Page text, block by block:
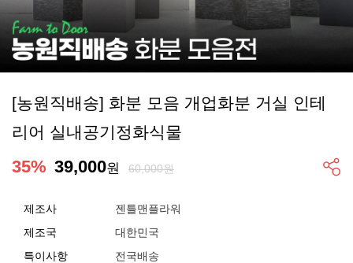
[농원직배송] 화분 모음 개업화분 거실 인테
리어 실내공기정화식물
35% 39,000원 60,000원
제조사
젠틀맨플라워
제조국
대한민국
특이사항
전국배송